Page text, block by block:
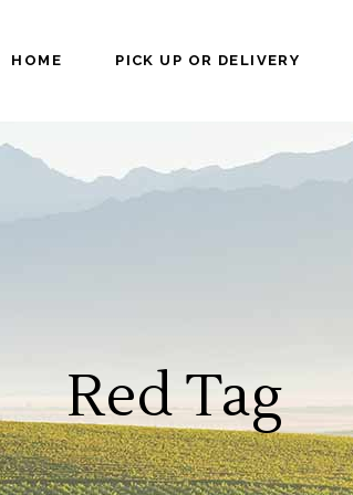
HOME PICK UP OR DELIVERY
Red Tag